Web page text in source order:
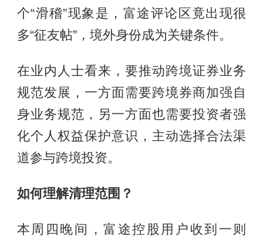
个“滑稽”现象是，富途评论区竟出现很
多“征友帖”，境外身份成为关键条件。
在业内人士看来，要推动跨境证券业务
规范发展，一方面需要跨境券商加强自
身业务规范，另一方面也需要投资者强
化个人权益保护意识，主动选择合法渠
道参与跨境投资。
如何理解清理范围？
本周四晚间，富途控股用户收到一则